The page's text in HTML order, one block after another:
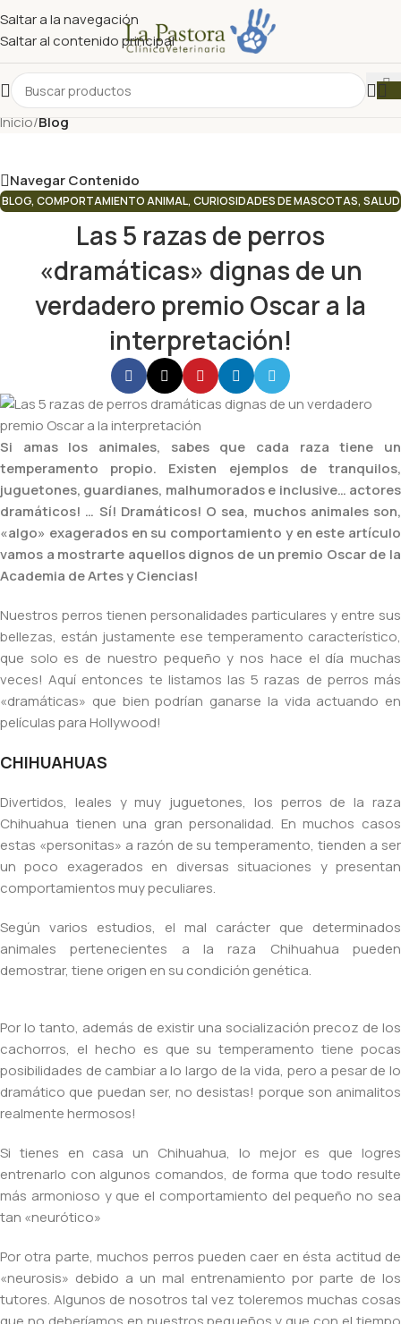
Saltar a la navegación
Saltar al contenido principal
Nuestro Blog
Inicio/Blog
Navegar Contenido
BLOG, COMPORTAMIENTO ANIMAL, CURIOSIDADES DE MASCOTAS, SALUD
Las 5 razas de perros
«dramáticas» dignas de un
verdadero premio Oscar a la
interpretación!
Si amas los animales, sabes que cada raza tiene un
temperamento propio. Existen ejemplos de tranquilos,
juguetones, guardianes, malhumorados e inclusive… actores
dramáticos! … Sí! Dramáticos! O sea, muchos animales son,
«algo» exagerados en su comportamiento y en este artículo
vamos a mostrarte aquellos dignos de un premio Oscar de la
Academia de Artes y Ciencias!
Nuestros perros tienen personalidades particulares y entre sus
bellezas, están justamente ese temperamento característico,
que solo es de nuestro pequeño y nos hace el día muchas
veces! Aquí entonces te listamos las 5 razas de perros más
«dramáticas» que bien podrían ganarse la vida actuando en
películas para Hollywood!
CHIHUAHUAS
Divertidos, leales y muy juguetones, los perros de la raza
Chihuahua tienen una gran personalidad. En muchos casos
estas «personitas» a razón de su temperamento, tienden a ser
un poco exagerados en diversas situaciones y presentan
comportamientos muy peculiares.
Según varios estudios, el mal carácter que determinados
animales pertenecientes a la raza Chihuahua pueden
demostrar, tiene origen en su condición genética.
Por lo tanto, además de existir una socialización precoz de los
cachorros, el hecho es que su temperamento tiene pocas
posibilidades de cambiar a lo largo de la vida, pero a pesar de lo
dramático que puedan ser, no desistas! porque son animalitos
realmente hermosos!
Si tienes en casa un Chihuahua, lo mejor es que logres
entrenarlo con algunos comandos, de forma que todo resulte
más armonioso y que el comportamiento del pequeño no sea
tan «neurótico»
Por otra parte, muchos perros pueden caer en ésta actitud de
«neurosis» debido a un mal entrenamiento por parte de los
tutores. Algunos de nosotros tal vez toleremos muchas cosas